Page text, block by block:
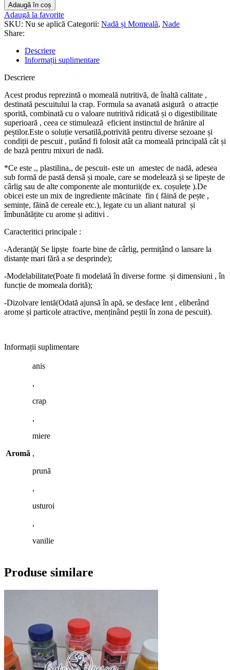
Adaugă în coș
Adaugă la favorite
SKU: Nu se aplică Categorii: Nadă și Momeală, Nade
Share:
Descriere
Informații suplimentare
Descriere
Acest produs reprezintă o momeală nutritivă, de înaltă calitate ,
destinată pescuitului la crap. Formula sa avanată asigură o atracție
sporită, combinată cu o valoare nutritivă ridicată și o digestibilitate
superioară , ceea ce stimulează eficient instinctul de hrănire al
peștilor.Este o soluție versatilă,potrivită pentru diverse sezoane și
condiții de pescuit , putând fi folosit atât ca momeală principală cât și
de bază pentru mixuri de nadă.
*Ce este ,, plastilina,, de pescuit- este un amestec de nadă, adesea
sub formă de pastă densă și moale, care se modelează și se lipește de
cârlig sau de alte componente ale monturii(de ex. coșulețe ).De
obicei este un mix de ingrediente măcinate fin ( făină de pește ,
semințe, făină de cereale etc.), legate cu un aliant natural și
îmbunătățite cu arome și aditivi .
Caracteritici principale :
-Aderanță( Se lipște foarte bine de cârlig, permițând o lansare la
distanțe mari fără a se desprinde);
-Modelabilitate(Poate fi modelată în diverse forme și dimensiuni , în
funcție de momeala dorită);
-Dizolvare lentă(Odată ajunsă în apă, se desface lent , eliberând
arome și particole atractive, menținând peștii în zona de pescuit).
Informații suplimentare
Aromă
anis
,
crap
,
miere
,
prună
,
usturoi
,
vanilie
Produse similare